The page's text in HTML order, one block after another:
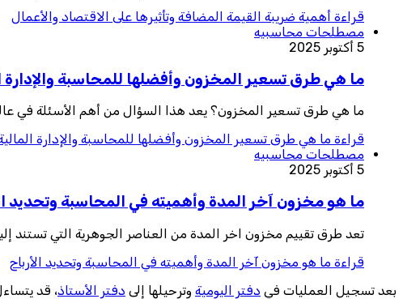
قراءة أهمية ضريبة القيمة المضافة وتأثيرها على الاقتصاد والأعمال
مصطلحات محاسبيه
5 أكتوبر 2025
ما هي طرق تسعير المخزون وأفضلها للمحاسبة والإدارة
ما هي طرق تسعير المخزون؟ يعد هذا السؤال من أهم الأسئلة في عالم
قراءة ما هي طرق تسعير المخزون وأفضلها للمحاسبة والإدارة
مصطلحات محاسبيه
5 أكتوبر 2025
ما هو مخزون آخر المدة وأهميته في المحاسبة وتحديد
تعد طرق تقييم مخزون اخر المدة من العناصر الجوهرية التي تستند
قراءة ما هو مخزون آخر المدة وأهميته في المحاسبة وتحديد الأرباح
بعد تسجيل العمليات في دفتر اليومية وترحيلها إلى دفتر الأستاذ، قد